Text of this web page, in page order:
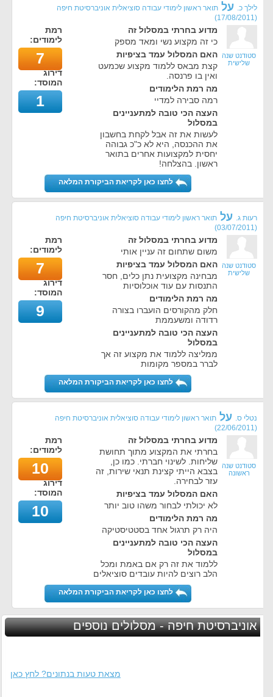
לילך כ. על תואר ראשון לימודי עבודה סוציאלית אוניברסיטת חיפה
(
17/08/2011
)
סטודנט שנה
שלישית
מדוע בחרתי במסלול זה
כי זה מקצוע נשי ומאד מספק
האם המסלול עמד בציפיות
קצת מבאס ללמוד מקצוע שכמעט
ואין בו פרנסה.
מה רמת הלימודים
רמה סבירה למדיי
העצה הכי טובה למתעניינים
במסלול
לעשות את זה אבל לקחת בחשבון
את ההכנסה, היא לא כ"כ גבוהה
יחסית למקצועות אחרים בתואר
ראשון. בהצלחה!
רמת
לימודים:
7
דירוג
המוסד:
1
לחצו כאן לקריאת הביקורת המלאה
רעות ג. על תואר ראשון לימודי עבודה סוציאלית אוניברסיטת חיפה
(
03/07/2011
)
סטודנט שנה
שלישית
מדוע בחרתי במסלול זה
משום שתחום זה עניין אותי
האם המסלול עמד בציפיות
מבחינה מקצועית נתן כלים, חסר
התנסות עם עוד אוכלוסיות
מה רמת הלימודים
חלק מהקורסים הועברו בצורה
רדודה ומשעממת
העצה הכי טובה למתעניינים
במסלול
ממליצה ללמוד את מקצוע זה אך
לברר במספר מקומות
רמת
לימודים:
7
דירוג
המוסד:
9
לחצו כאן לקריאת הביקורת המלאה
נטלי ס. על תואר ראשון לימודי עבודה סוציאלית אוניברסיטת חיפה
(
22/06/2011
)
סטודנט שנה
ראשונה
מדוע בחרתי במסלול זה
בחרתי את המקצוע מתוך תחושת
שליחות. לשינוי חברתי. כמו כן,
בצבא הייתי קצינת תנאי שירות, זה
עזר לבחירה.
האם המסלול עמד בציפיות
לא יכולתי לבחור משהו טוב יותר
מה רמת הלימודים
היה רק תרגול אחד בסטטיסטיקה
העצה הכי טובה למתעניינים
במסלול
ללמוד את זה רק אם באמת ומכל
הלב רוצים להיות עובדים סוציאלים
רמת
לימודים:
10
דירוג
המוסד:
10
לחצו כאן לקריאת הביקורת המלאה
אוניברסיטת חיפה - מסלולים נוספים
מצאת טעות בנתונים? לחץ כאן